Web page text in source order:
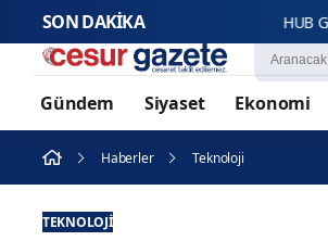
SON DAKİKA HUB
Gündem Siyaset Ekonomi
Haberler Teknoloji
TEKNOLOJI